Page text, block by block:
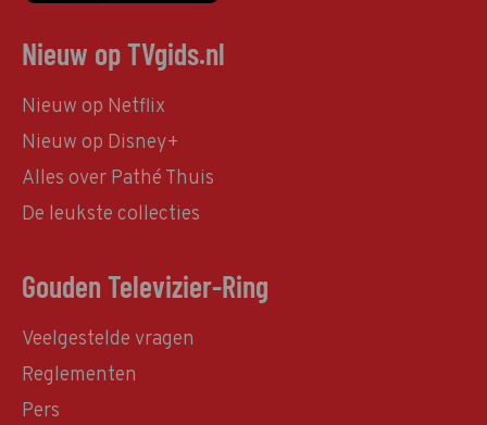
Nieuw op TVgids.nl
Nieuw op Netflix
Nieuw op Disney+
Alles over Pathé Thuis
De leukste collecties
Gouden Televizier-Ring
Veelgestelde vragen
Reglementen
Pers